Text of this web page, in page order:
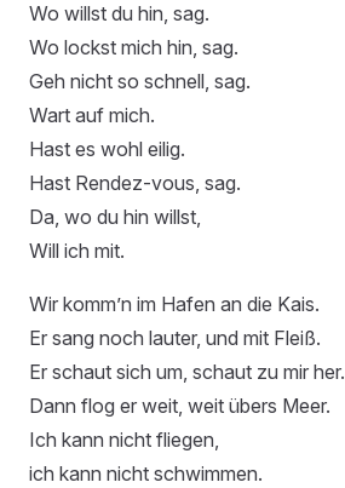
Wo willst du hin, sag.
Wo lockst mich hin, sag.
Geh nicht so schnell, sag.
Wart auf mich.
Hast es wohl eilig.
Hast Rendez-vous, sag.
Da, wo du hin willst,
Will ich mit.
Wir komm’n im Hafen an die Kais.
Er sang noch lauter, und mit Fleiß.
Er schaut sich um, schaut zu mir her.
Dann flog er weit, weit übers Meer.
Ich kann nicht fliegen,
ich kann nicht schwimmen.